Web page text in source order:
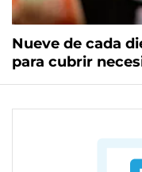
Nueve de cada
para cubrir